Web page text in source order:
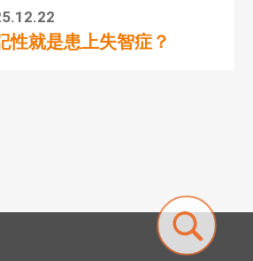
性就是患上失智症？